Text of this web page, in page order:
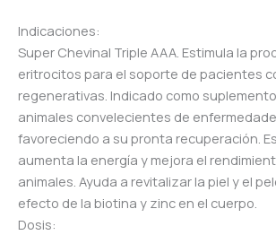
Indicaciones:
Super Chevinal Triple AAA. Estimula la
eritrocitos para el soporte de pacientes
regenerativas. Indicado como
animales convelecientes de
favoreciendo a su pronta recuperación.
aumenta la energía y mejora el
animales. Ayuda a revitalizar la piel y el
efecto de la biotina y zinc en el cuerpo.
Dosis: